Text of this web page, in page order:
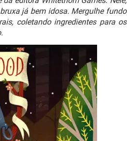
já bem idosa. Mergulhe fundo
coletando ingredientes para os